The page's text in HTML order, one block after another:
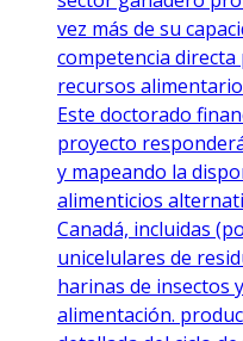
vez más de su
competencia
recursos
Este doctorado
proyecto
y mapeando la
alimenticios
Canadá, incluidas
unicelulares de
harinas de insectos
alimentación.